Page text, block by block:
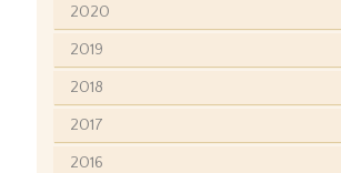
2020
2019
2018
2017
2016